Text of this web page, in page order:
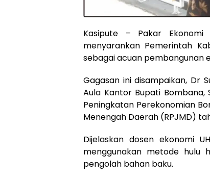
Kasipute – Pakar
menyarankan Pemerintah
sebagai acuan pembangunan
Gagasan ini disampaikan, Dr
Aula Kantor Bupati Bombana,
Peningkatan Perekonomian
Menengah Daerah (RPJMD)
Dijelaskan dosen ekonomi
menggunakan metode hulu
pengolah bahan baku.